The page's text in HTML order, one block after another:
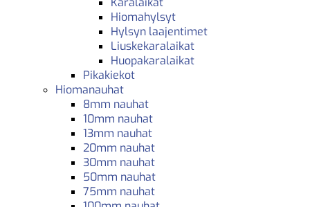
Hiomahylsyt
Hylsyn laajentimet
Liuskekaralaikat
Huopakaralaikat
Pikakiekot
Hiomanauhat
8mm nauhat
10mm nauhat
13mm nauhat
20mm nauhat
30mm nauhat
50mm nauhat
75mm nauhat